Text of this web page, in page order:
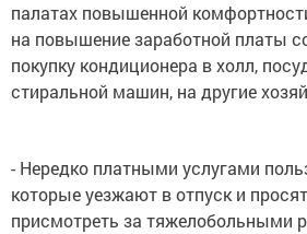
палатах повышенной
на повышение заработной платы
покупку кондиционера в холл,
стиральной машин, на другие
- Нередко платными услугами
которые уезжают в отпуск и
присмотреть за тяжелобольными